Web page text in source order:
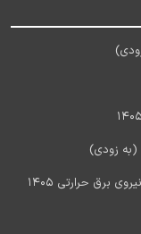
آخرین اخبار استخدام شرکت مادر تخصصی تولید نیروی برق حرارتی 1405